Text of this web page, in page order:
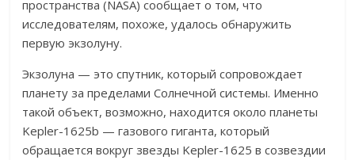
пространства (NASA) сообщает о том, что
исследователям, похоже, удалось обнаружить
первую экзолуну.
Экзолуна — это спутник, который сопровождает
планету за пределами Солнечной системы. Именно
такой объект, возможно, находится около планеты
Kepler-1625b — газового гиганта, который
обращается вокруг звезды Kepler-1625 в созвездии